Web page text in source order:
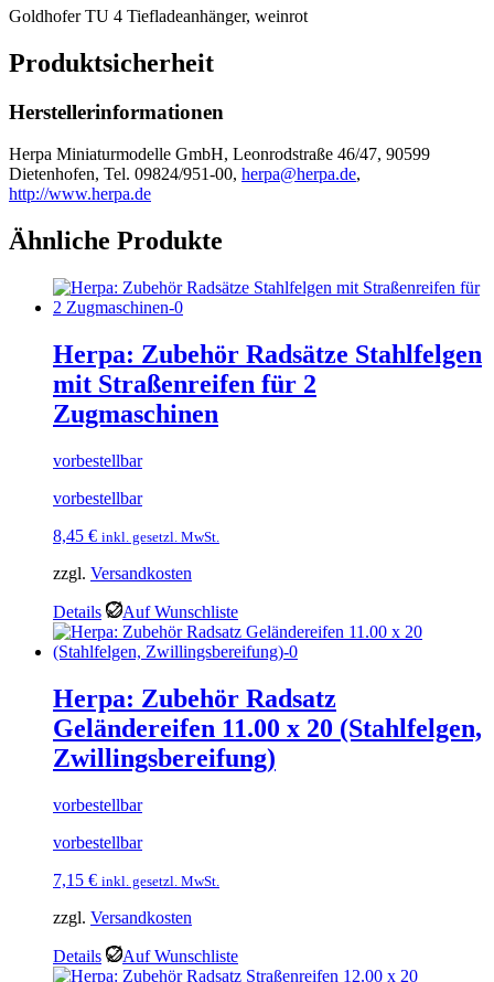
Goldhofer TU 4 Tiefladeanhänger, weinrot
Produktsicherheit
Herstellerinformationen
Herpa Miniaturmodelle GmbH, Leonrodstraße 46/47, 90599
Dietenhofen, Tel. 09824/951-00, herpa@herpa.de,
http://www.herpa.de
Ähnliche Produkte
Herpa: Zubehör Radsätze Stahlfelgen
mit Straßenreifen für 2
Zugmaschinen
vorbestellbar
vorbestellbar
8,45 € inkl. gesetzl. MwSt.
zzgl. Versandkosten
Details Auf Wunschliste
Herpa: Zubehör Radsatz
Geländereifen 11.00 x 20 (Stahlfelgen,
Zwillingsbereifung)
vorbestellbar
vorbestellbar
7,15 € inkl. gesetzl. MwSt.
zzgl. Versandkosten
Details Auf Wunschliste